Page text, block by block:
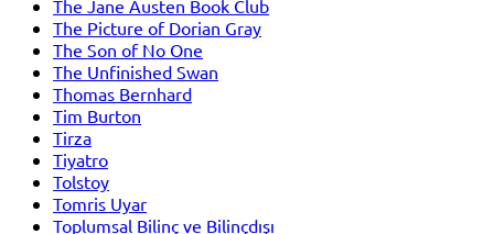
The Jane Austen Book Club
The Picture of Dorian Gray
The Son of No One
The Unfinished Swan
Thomas Bernhard
Tim Burton
Tirza
Tiyatro
Tolstoy
Tomris Uyar
Toplumsal Bilinç ve Bilinçdışı